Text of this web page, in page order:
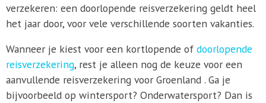
verzekeren: een doorlopende reisverzekering geldt heel
het jaar door, voor vele verschillende soorten vakanties.
Wanneer je kiest voor een kortlopende of doorlopende
reisverzekering, rest je alleen nog de keuze voor een
aanvullende reisverzekering voor Groenland . Ga je
bijvoorbeeld op wintersport? Onderwatersport? Dan is